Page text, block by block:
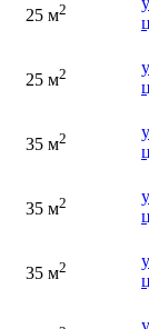
25 м2
25 м2
35 м2
35 м2
35 м2